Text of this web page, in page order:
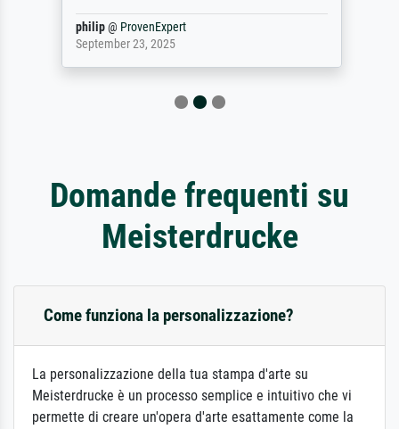
philip@ ProvenExpert
September 23, 2025
Domande frequenti su
Meisterdrucke
Come funziona la personalizzazione?
La personalizzazione della tua stampa d'arte su
Meisterdrucke è un processo semplice e intuitivo che vi
permette di creare un'opera d'arte esattamente come la